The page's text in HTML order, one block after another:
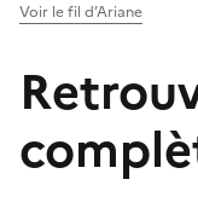
Voir le fil d’Ariane